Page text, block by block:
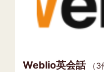
Weblio英会話 （3